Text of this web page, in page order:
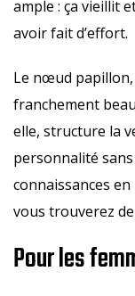
ample : ça vieillit
avoir fait d’effort.
Le nœud papillon,
franchement
elle, structure la
personnalité
connaissances
vous trouverez
Pour les